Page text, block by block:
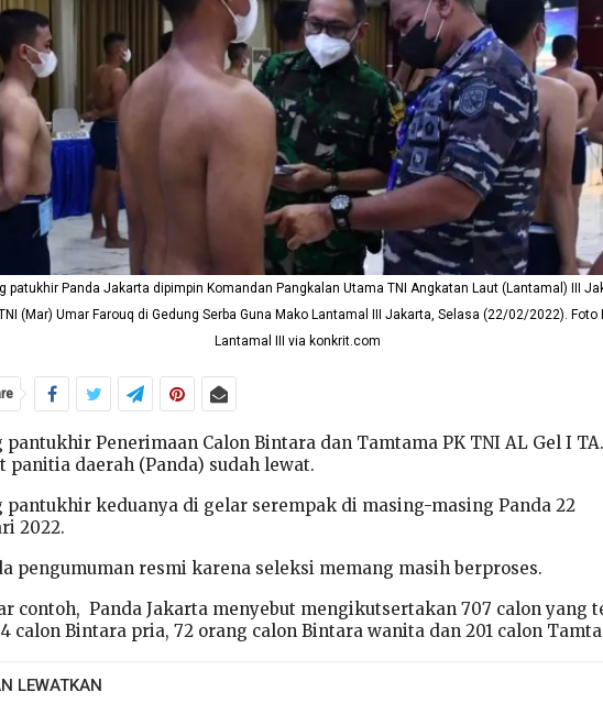
patukhir Panda Jakarta dipimpin Komandan Pangkalan Utama TNI Angkatan Laut (Lantamal) III
(Mar) Umar Farouq di Gedung Serba Guna Mako Lantamal III Jakarta, Selasa (22/02/2022). Foto
Lantamal III via konkrit.com
pantukhir Penerimaan Calon Bintara dan Tamtama PK TNI AL Gel I
panitia daerah (Panda) sudah lewat.
pantukhir keduanya di gelar serempak di masing-masing Panda 22
2022.
pengumuman resmi karena seleksi memang masih berproses.
contoh, Panda Jakarta menyebut mengikutsertakan 707 calon yang
calon Bintara pria, 72 orang calon Bintara wanita dan 201 calon
LEWATKAN